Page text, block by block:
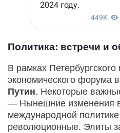
Политика: встречи и
В рамках
экономического форума
Путин. Некоторые
— Нынешние изменения
международной
революционные. Элиты